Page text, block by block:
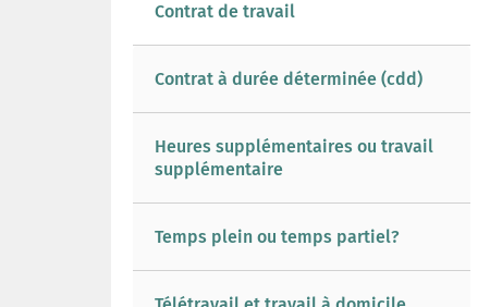
Contrat de travail
Contrat à durée déterminée (cdd)
Heures supplémentaires ou travail
supplémentaire
Temps plein ou temps partiel?